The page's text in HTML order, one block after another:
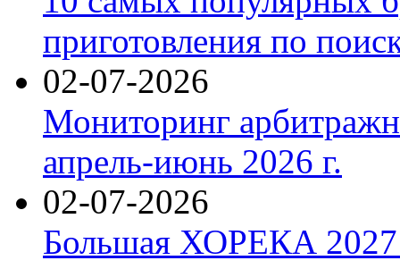
приготовления по
02-07-2026
Мониторинг
апрель-июнь 2026 г.
02-07-2026
Большая ХОРЕКА 2027: